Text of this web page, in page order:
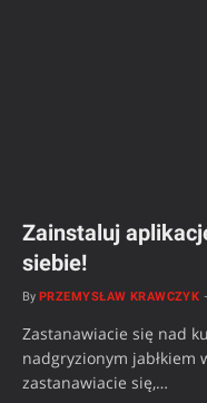
Zainstaluj
siebie!
By PRZEMYSŁAW KRAWCZYK
Zastanawiacie się nad
nadgryzionym jabłkiem
zastanawiacie się,…